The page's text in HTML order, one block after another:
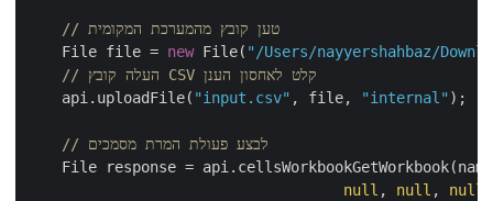
// טען קובץ מהמערכת המקומית
    File file =
new File( "/Users/nayyershahbaz/
// העלה קובץ CSV קלט לאחסון הענן
    api.uploadFile(
"input.csv" , file, "internal" );
// לבצע פעולת המרת מסמכים
File response =
null
, null ,